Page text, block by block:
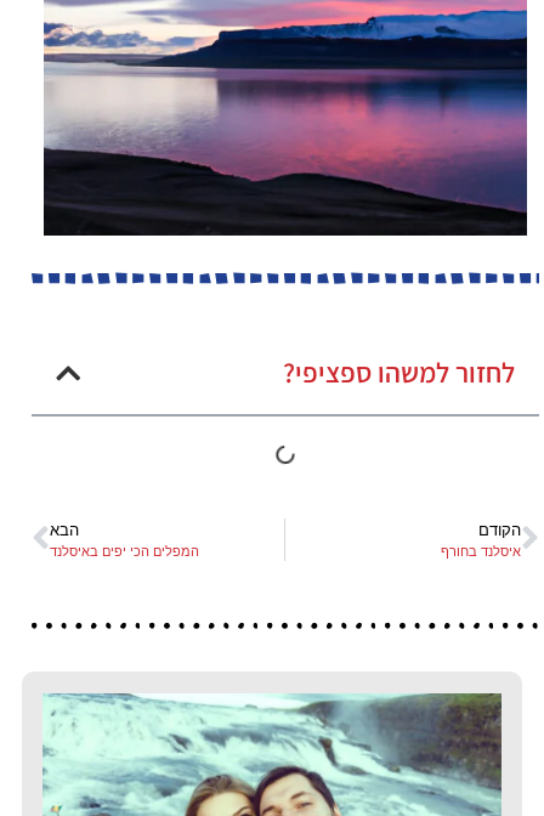
לחזור למשהו ספציפי?
הקודם
איסלנד בחורף
הבא
המפלים הכי יפים באיסלנד